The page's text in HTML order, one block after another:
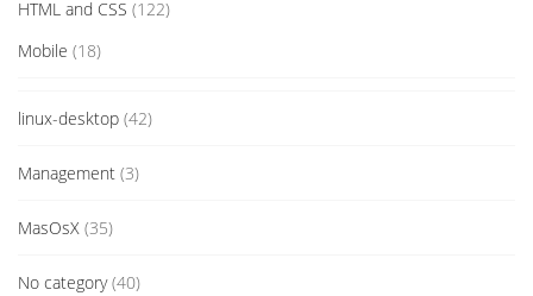
HTML and CSS (122)
Mobile (18)
linux-desktop (42)
Management (3)
MasOsX (35)
No category(40)